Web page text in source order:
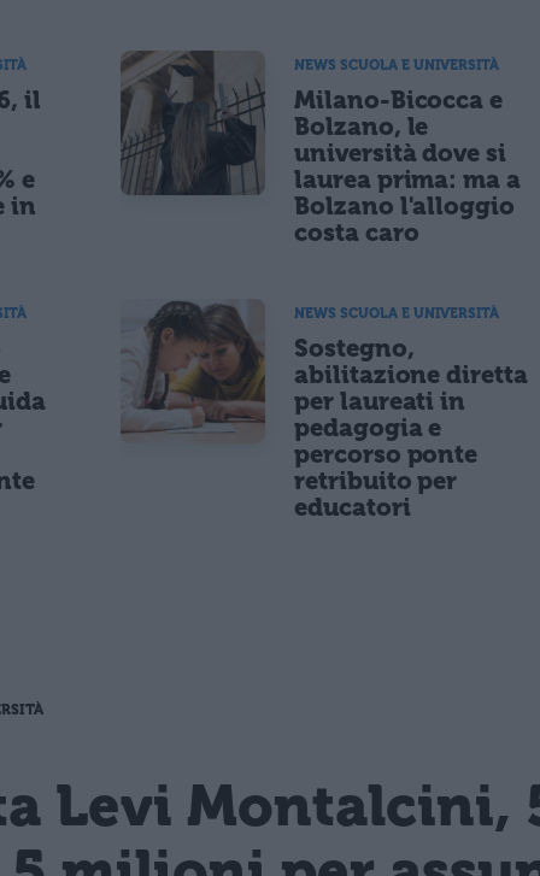
il
e
in
NEWS SCUOLA E UNIVERSITÀ
Milano-Bicocca e
Bolzano, le
università dove si
laurea prima: ma a
Bolzano l'alloggio
costa caro
NEWS SCUOLA E UNIVERSITÀ
Sostegno,
abilitazione diretta
per laureati in
pedagogia e
percorso ponte
retribuito per
educatori
Levi